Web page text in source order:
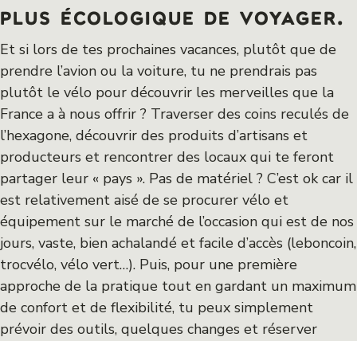
plus écologique de voyager.
Et si lors de tes prochaines vacances, plutôt que de
prendre l’avion ou la voiture, tu ne prendrais pas
plutôt le vélo pour découvrir les merveilles que la
France a à nous offrir ? Traverser des coins reculés de
l’hexagone, découvrir des produits d’artisans et
producteurs et rencontrer des locaux qui te feront
partager leur « pays ». Pas de matériel ? C’est ok car il
est relativement aisé de se procurer vélo et
équipement sur le marché de l’occasion qui est de nos
jours, vaste, bien achalandé et facile d’accès (leboncoin,
trocvélo, vélo vert…). Puis, pour une première
approche de la pratique tout en gardant un maximum
de confort et de flexibilité, tu peux simplement
prévoir des outils, quelques changes et réserver